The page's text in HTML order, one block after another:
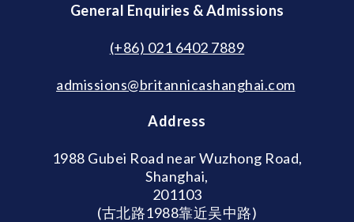
General Enquiries & Admissions
(+86) 021 6402 7889
admissions@britannicashanghai.com
Address
1988 Gubei Road near Wuzhong Road,
Shanghai,
201103
(古北路1988靠近吴中路)